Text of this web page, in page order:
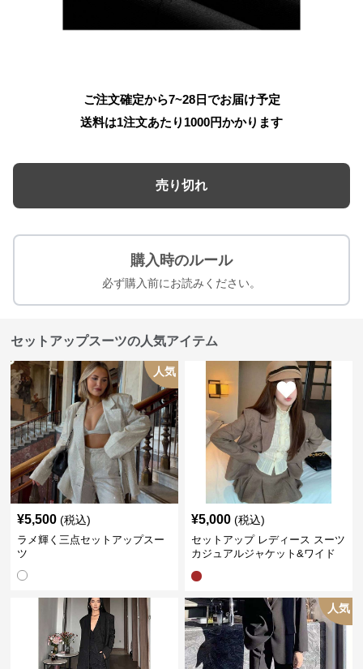
ご注文確定から7~28日でお届け予定
送料は1注文あたり 1000円かかります
売り切れ
購入時のルール
必ず購入前にお読みください。
セットアップスーツの人気アイテム
人気
¥5,500 (税込)
ラメ輝く三点セットアップスー
ツ
¥5,000 (税込)
セットアップ レディース スーツ
カジュアルジャケット&ワイド
人気